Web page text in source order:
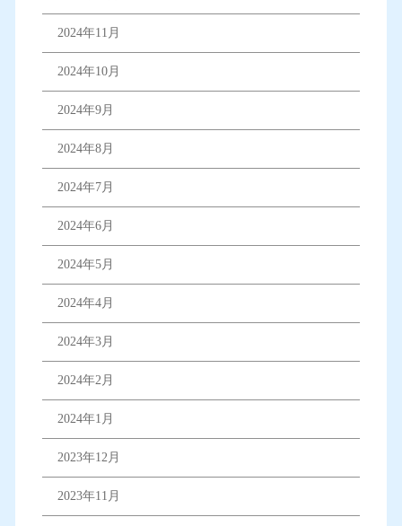
2024年11月
2024年10月
2024年9月
2024年8月
2024年7月
2024年6月
2024年5月
2024年4月
2024年3月
2024年2月
2024年1月
2023年12月
2023年11月